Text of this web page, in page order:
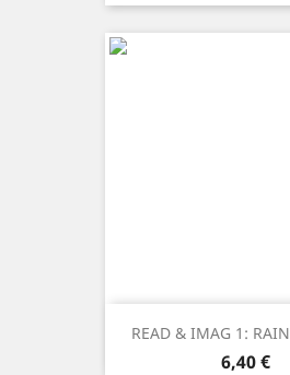
READ & IMAG 1:
Prezzo
6,40 €